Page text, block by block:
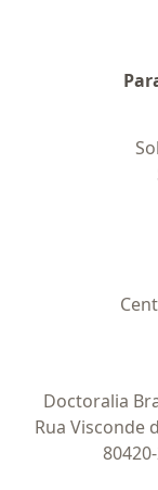
Doctoralia
Rua Visconde